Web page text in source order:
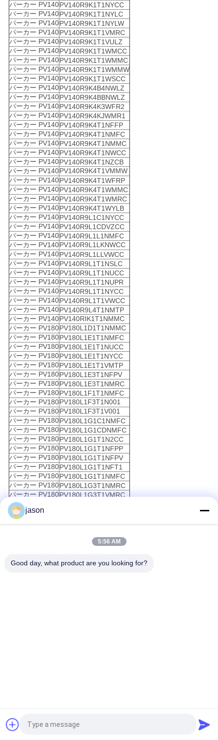
パーカー PV140PV140R9K1T1NYCC
パーカー PV140PV140R9K1T1NYLC
パーカー PV140PV140R9K1T1NYLW
パーカー PV140PV140R9K1T1VMRC
パーカー PV140PV140R9K1T1VULZ
パーカー PV140PV140R9K1T1WMCC
パーカー PV140PV140R9K1T1WMMC
パーカー PV140PV140R9K1T1WMMW
パーカー PV140PV140R9K1T1WSCC
パーカー PV140PV140R9K4B4NWLZ
パーカー PV140PV140R9K4BBNWLZ
パーカー PV140PV140R9K4K3WFR2
パーカー PV140PV140R9K4KJWMR1
パーカー PV140PV140R9K4T1NFFP
パーカー PV140PV140R9K4T1NMFC
パーカー PV140PV140R9K4T1NMMC
パーカー PV140PV140R9K4T1NWCC
パーカー PV140PV140R9K4T1NZCB
パーカー PV140PV140R9K4T1VMMW
パーカー PV140PV140R9K4T1WFRP
パーカー PV140PV140R9K4T1WMMC
パーカー PV140PV140R9K4T1WMRC
パーカー PV140PV140R9K4T1WYLB
パーカー PV140PV140R9L1C1NYCC
パーカー PV140PV140R9L1CDVZCC
パーカー PV140PV140R9L1L1NMFC
パーカー PV140PV140R9L1LKNWCC
パーカー PV140PV140R9L1LLVWCC
パーカー PV140PV140R9L1T1NSLC
パーカー PV140PV140R9L1T1NUCC
パーカー PV140PV140R9L1T1NUPR
パーカー PV140PV140R9L1T1NYCC
パーカー PV140PV140R9L1T1VWCC
パーカー PV140PV140R9L4T1NMTP
パーカー PV140PV140RIK1T1NMMC
パーカー PV180PV180L1D1T1NMMC
パーカー PV180PV180L1E1T1NMFC
パーカー PV180PV180L1E1T1NUCC
パーカー PV180PV180L1E1T1NYCC
パーカー PV180PV180L1E1T1VMTP
パーカー PV180PV180L1E3T1NFPV
パーカー PV180PV180L1E3T1NMRC
パーカー PV180PV180L1F1T1NMFC
パーカー PV180PV180L1F3T1N001
パーカー PV180PV180L1F3T1V001
パーカー PV180PV180L1G1C1NMFC
パーカー PV180PV180L1G1CDNMFC
パーカー PV180PV180L1G1T1N2CC
パーカー PV180PV180L1G1T1NFPP
パーカー PV180PV180L1G1T1NFPV
パーカー PV180PV180L1G1T1NFT1
パーカー PV180PV180L1G1T1NMFC
パーカー PV180PV180L1G3T1NMRC
パーカー PV180PV180L1G3T1VMRC
パーカー PV180
パーカー PV180
パーカー PV180PV180L1K1DFNUPM
PV180L1K1T1N001
パーカー PV180
PV180L1K1T1NFRP
パーカー PV180
PV180L1K1T1NFT1
パーカー PV180
パーカー PV180PV180L1K8T1NMLC
jason
5:56 AM
Good day, what product are you looking for?